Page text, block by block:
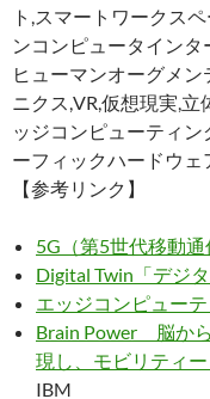
ト,スマートワークス
ンコンピュータインタ
ヒューマンオーグメ
ニクス,VR,仮想現実,
ッジコンピューティン
ーフィックハードウェ
【参考リンク】
5G（第5世代移動通
Digital Twin「デジ
エッジコンピュー
Brain Power 脳か
現し、モビリティ
IBM